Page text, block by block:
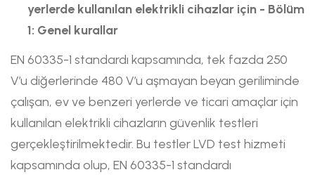
yerlerde kullanılan elektrikli cihazlar için - Bölüm
1: Genel kurallar
EN 60335-1 standardı kapsamında, tek fazda 250
V’u diğerlerinde 480 V’u aşmayan beyan geriliminde
çalışan, ev ve benzeri yerlerde ve ticari amaçlar için
kullanılan elektrikli cihazların güvenlik testleri
gerçekleştirilmektedir. Bu testler LVD test hizmeti
kapsamında olup, EN 60335-1 standardı